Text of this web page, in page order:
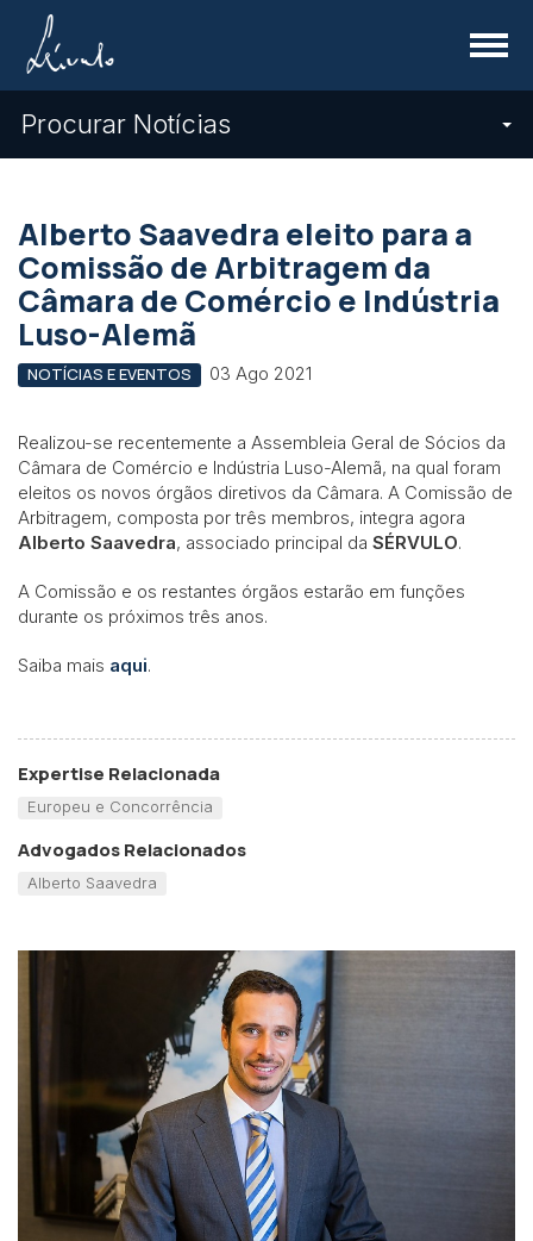
Menu
Procurar Notícias
Alberto Saavedra eleito para a
Comissão de Arbitragem da
Câmara de Comércio e Indústria
Luso-Alemã
NOTÍCIAS E EVENTOS 03 Ago 2021
Realizou-se recentemente a Assembleia Geral de Sócios da
Câmara de Comércio e Indústria Luso-Alemã, na qual foram
eleitos os novos órgãos diretivos da Câmara. A Comissão de
Arbitragem, composta por três membros, integra agora
Alberto Saavedra, associado principal da SÉRVULO.
A Comissão e os restantes órgãos estarão em funções
durante os próximos três anos.
Saiba mais aqui.
Expertise Relacionada
Europeu e Concorrência
Advogados Relacionados
Alberto Saavedra